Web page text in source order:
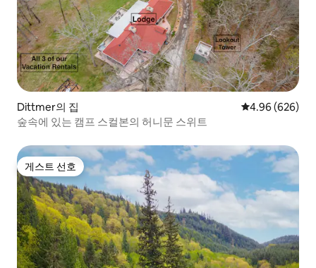
Dittmer의 집 평점 4.96점(5
4.96 (626)
숲속에 있는 캠프 스컬본의 허니문 스위트
게스트 선호
게스트 선호